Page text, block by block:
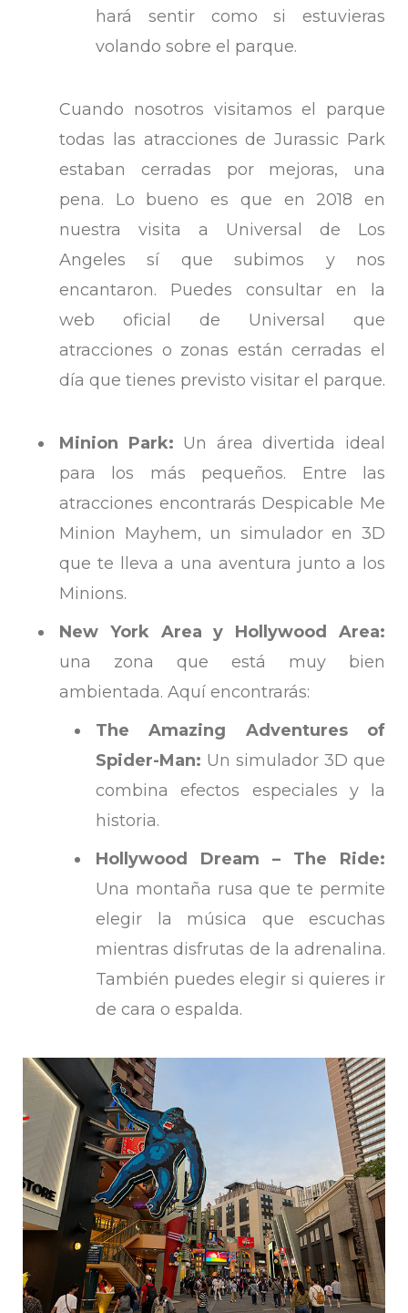
hará sentir como si estuvieras
volando sobre el parque.
Cuando nosotros visitamos el parque
todas las atracciones de Jurassic Park
estaban cerradas por mejoras, una
pena. Lo bueno es que en 2018 en
nuestra visita a Universal de Los
Angeles sí que subimos y nos
encantaron. Puedes consultar en la
web oficial de Universal que
atracciones o zonas están cerradas el
día que tienes previsto visitar el parque.
Minion Park: Un área divertida ideal
para los más pequeños. Entre las
atracciones encontrarás Despicable Me
Minion Mayhem, un simulador en 3D
que te lleva a una aventura junto a los
Minions.
New York Area y Hollywood Area:
una zona que está muy bien
ambientada. Aquí encontrarás:
The Amazing Adventures of
Spider-Man: Un simulador 3D que
combina efectos especiales y la
historia.
Hollywood Dream – The Ride:
Una montaña rusa que te permite
elegir la música que escuchas
mientras disfrutas de la adrenalina.
También puedes elegir si quieres ir
de cara o espalda.